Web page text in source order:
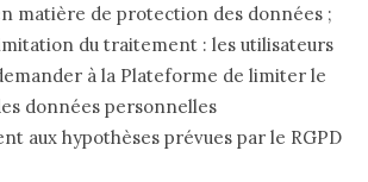
matière de protection des données ;
du traitement : les utilisateurs
à la Plateforme de limiter le
données personnelles
aux hypothèses prévues par le RGPD